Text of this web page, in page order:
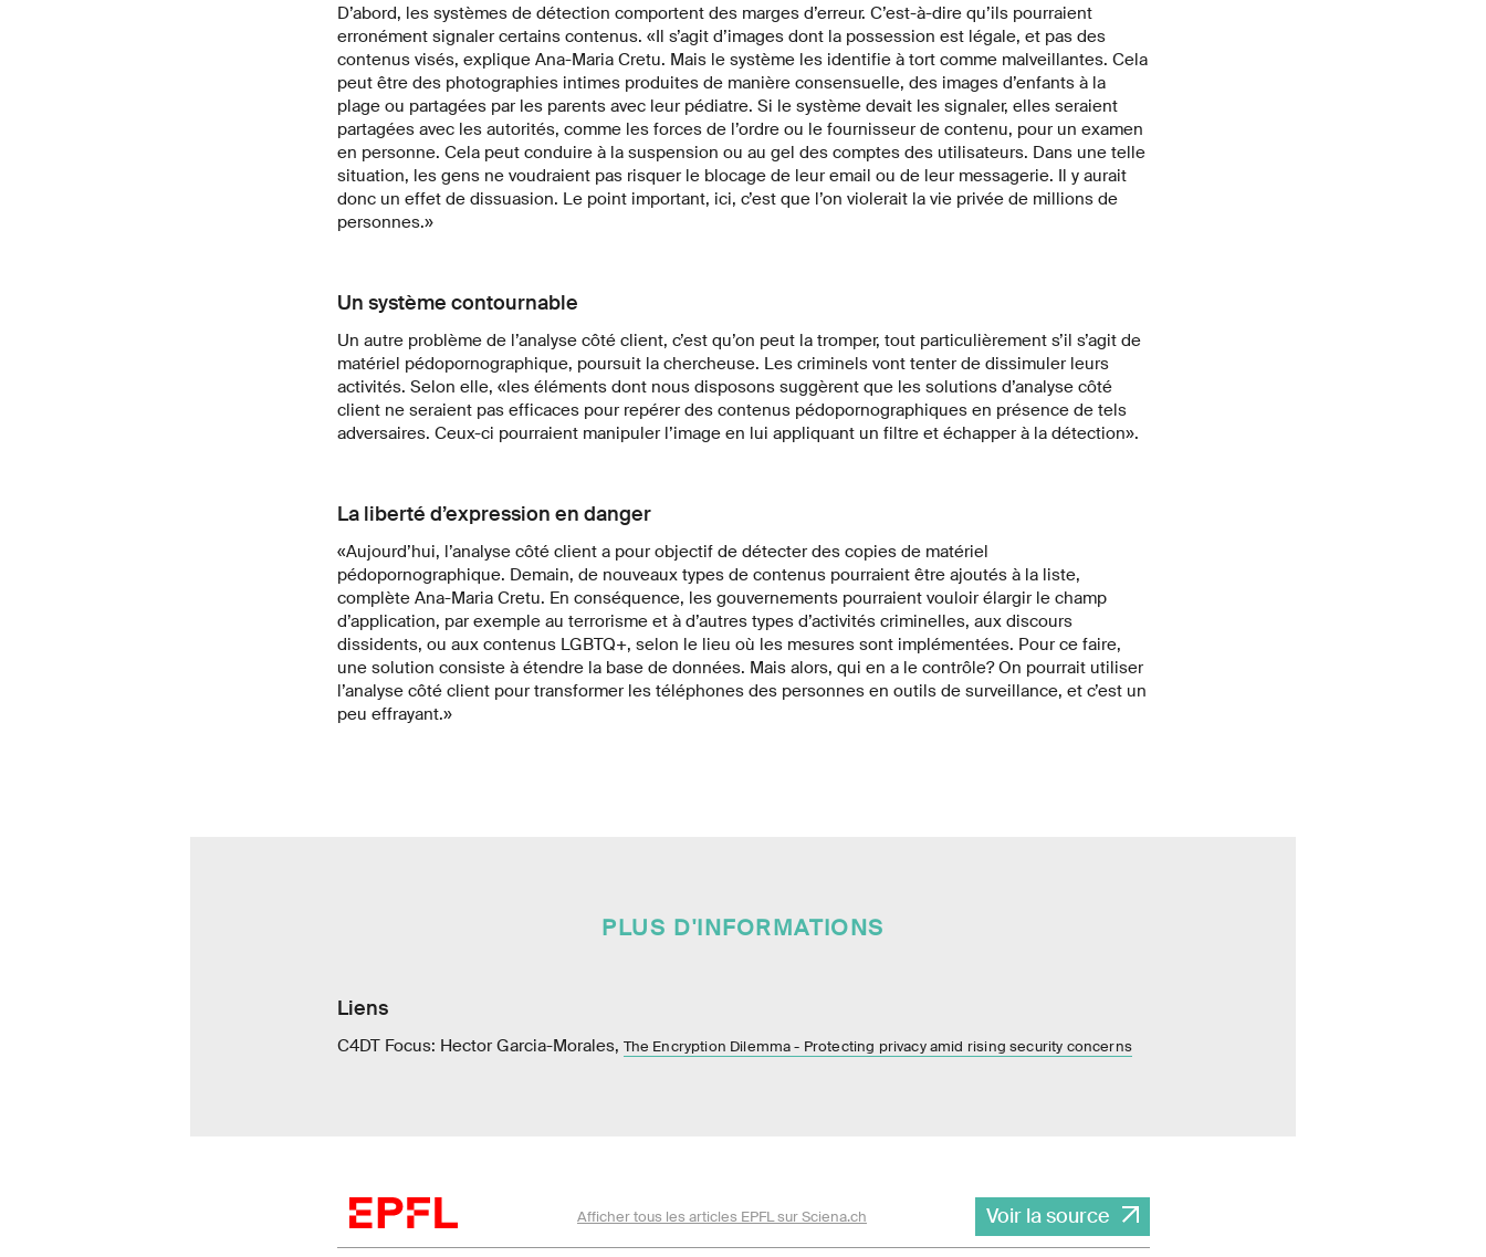
D’abord, les systèmes de détection comportent des marges d’erreur. C’est-à-dire qu’ils pourraient
erronément signaler certains contenus. «Il s’agit d’images dont la possession est légale, et pas des
contenus visés, explique Ana-Maria Cretu. Mais le système les identifie à tort comme malveillantes. Cela
peut être des photographies intimes produites de manière consensuelle, des images d’enfants à la
plage ou partagées par les parents avec leur pédiatre. Si le système devait les signaler, elles seraient
partagées avec les autorités, comme les forces de l’ordre ou le fournisseur de contenu, pour un examen
en personne. Cela peut conduire à la suspension ou au gel des comptes des utilisateurs. Dans une telle
situation, les gens ne voudraient pas risquer le blocage de leur email ou de leur messagerie. Il y aurait
donc un effet de dissuasion. Le point important, ici, c’est que l’on violerait la vie privée de millions de
personnes.»
Un système contournable
Un autre problème de l’analyse côté client, c’est qu’on peut la tromper, tout particulièrement s’il s’agit de
matériel pédopornographique, poursuit la chercheuse. Les criminels vont tenter de dissimuler leurs
activités. Selon elle, «les éléments dont nous disposons suggèrent que les solutions d’analyse côté
client ne seraient pas efficaces pour repérer des contenus pédopornographiques en présence de tels
adversaires. Ceux-ci pourraient manipuler l’image en lui appliquant un filtre et échapper à la détection».
La liberté d’expression en danger
«Aujourd’hui, l’analyse côté client a pour objectif de détecter des copies de matériel
pédopornographique. Demain, de nouveaux types de contenus pourraient être ajoutés à la liste,
complète Ana-Maria Cretu. En conséquence, les gouvernements pourraient vouloir élargir le champ
d’application, par exemple au terrorisme et à d’autres types d’activités criminelles, aux discours
dissidents, ou aux contenus LGBTQ+, selon le lieu où les mesures sont implémentées. Pour ce faire,
une solution consiste à étendre la base de données. Mais alors, qui en a le contrôle? On pourrait utiliser
l’analyse côté client pour transformer les téléphones des personnes en outils de surveillance, et c’est un
peu effrayant.»
PLUS D'INFORMATIONS
Liens
C4DT Focus: Hector Garcia-Morales, The Encryption Dilemma - Protecting privacy amid rising security concerns
Afficher tous les articles EPFL sur Sciena.ch Voir la source